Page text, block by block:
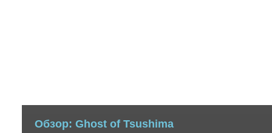
Обзор: Ghost of Tsushima
Невероятно стильный, но до безобразия вторичный экшен в
создателей серии inFamous.